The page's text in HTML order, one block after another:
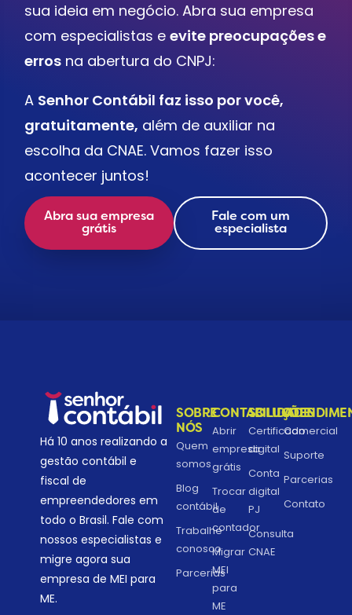
sua ideia em negócio. Abra sua empresa
com especialistas eevite preocupações e
erros na abertura do CNPJ:
A Senhor Contábil faz isso por você,
gratuitamente, além de auxiliar na
escolha da CNAE. Vamos fazer isso
acontecer juntos!
Abra sua empresa
grátis
Fale com um
especialista
Há 10 anos realizando a
gestão contábil e
fiscal de
empreendedores em
todo o Brasil. Fale com
nossos especialistas e
migre agora sua
empresa de MEI para
ME.
SOBRE
NÓS
Quem
somos
Blog
contábil
Trabalhe
conosco
Parcerias
CONTABILIDADE
Abrir
empresa
grátis
Trocar
de
contador
Migrar
MEI
para
ME
SOLUÇÕES
Certificado
digital
Conta
digital
PJ
Consulta
CNAE
Comercial
Suporte
Parcerias
Contato